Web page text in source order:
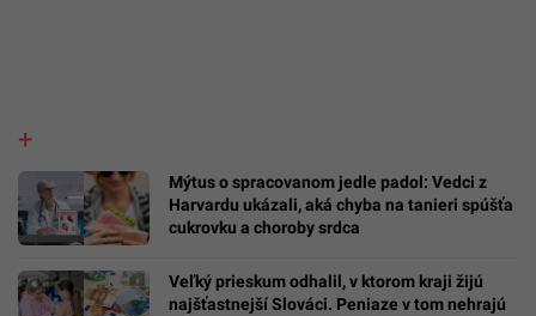
Mýtus o spracovanom jedle padol: Vedci z
Harvardu ukázali, aká chyba na tanieri spúšťa
cukrovku a choroby srdca
Veľký prieskum odhalil, v ktorom kraji žijú
najšťastnejší Slováci. Peniaze v tom nehrajú